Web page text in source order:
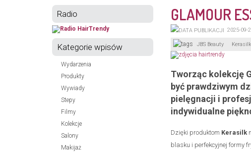
Radio
Kategorie wpisów
Wydarzenia
Produkty
Wywiady
Stepy
Filmy
Kolekcje
Salony
Makijaż
GLAMOUR
2025-09-
JBS Beauty Kerasilk
Tworząc kolekcję
być prawdziwym
pielęgnacji i
indywidualne
Dzięki produktom Kerasilk
blasku i perfekcyjnej formy